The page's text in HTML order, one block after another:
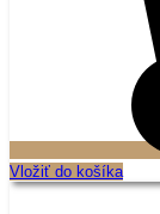
Vložiť do košíka